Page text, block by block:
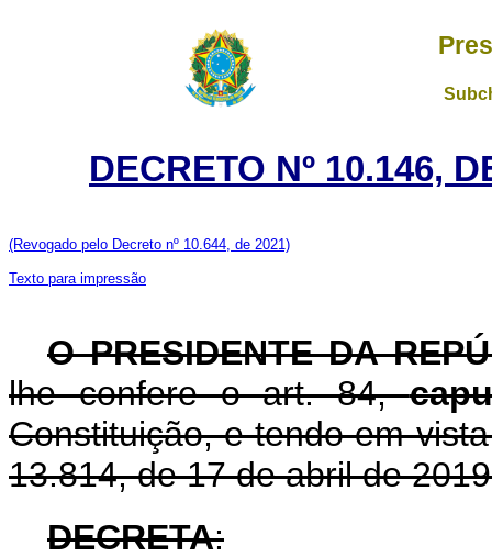
DECRETO Nº 10.146,
(Revogado pelo Decreto nº 10.644, de 2021)
Texto para impressão
O PRESIDENTE DA
lhe confere o art. 84,
Constituição, e tendo em
13.814, de 17 de abril de
DECRETA: